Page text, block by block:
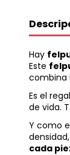
Hay
Este
combina
Es el
de vida.
Y como
cada